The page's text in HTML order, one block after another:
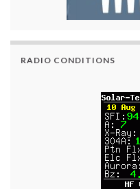
RADIO CONDITIONS